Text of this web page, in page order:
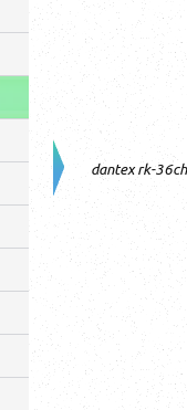
dantex rk-